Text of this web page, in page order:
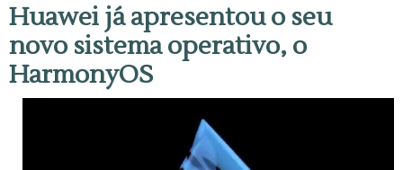
Huawei já apresentou o seu
novo sistema operativo, o
HarmonyOS